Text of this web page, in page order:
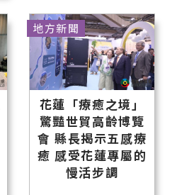
花蓮「療癒之境」
驚豔世貿高齡博覽
會 縣長揭示五感療
癒 感受花蓮專屬的
慢活步調
地方新聞